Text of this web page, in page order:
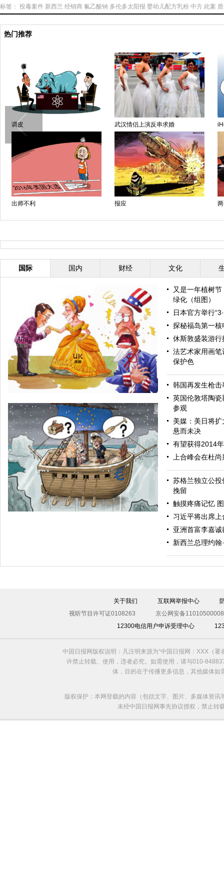
标签： 投毒案件 新西兰 经销商 氟乙酸钠 多伦多太阳报 婴幼儿配方乳粉 中方 此案
热门推荐
调皮 武汉情侣上演反串求婚
出师不利 报应
国际 国内 财经 文化
毅然转身
又是一年植树
绿化（组图）
日本官方举行
探秘福岛第一
休斯敦盛装游
法艺术家用画笔
保护色
韩国再发生枪
英国伦敦塔陶
参观
美媒：美日将
悬而未决
有望获得2014
上合峰会在杜
苏格兰独立公
挽留
触摸疼痛记忆
习近平将出席
亚洲首富李嘉
新西兰总理约翰
关于我们 互联网举报中心
视听节目许可证0108263
京公网安备
12300电信用户申诉受理中心
中国日报网版权说明：凡注明来源为“中国日报网：XXX（
许禁止转载、使用，违者必究。如需使用，请与010-
体，目的在于传播更多信息，其他媒体
版权保护：本网登载的内容（包括文字、图片、多媒体资
未经中国日报网事先协议授权，禁止转